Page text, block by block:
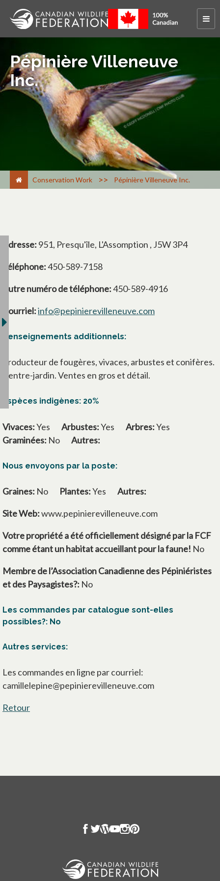
Pépinière Villeneuve
Inc.
Conservation Work > Pépinière Villeneuve Inc.
Adresse: 951, Presqu'île, L'Assomption , J5W 3P4
Téléphone:450-589-7158
Autre numéro de téléphone:450-589-4916
Courriel:info@pepinierevilleneuve.com
Renseignements additionnels:
Producteur de fougères, vivaces, arbustes et conifères.
Centre-jardin. Ventes en gros et détail.
Espèces indigènes: 20%
Vivaces:Yes Arbustes:Yes Arbres:Yes
Graminées: No Autres:
Nous envoyons par la poste:
Graines: No Plantes:Yes Autres:
Site Web:www.pepinierevilleneuve.com
Votre propriété a été officiellement désigné par la FCF
comme étant un habitat accueillant pour la faune! No
Membre de l’Association Canadienne des Pépiniéristes
et des Paysagistes?: No
Les commandes par catalogue sont-elles
possibles?: No
Autres services:
Les commandes en ligne par courriel:
camillelepine@pepinierevilleneuve.com
Retour